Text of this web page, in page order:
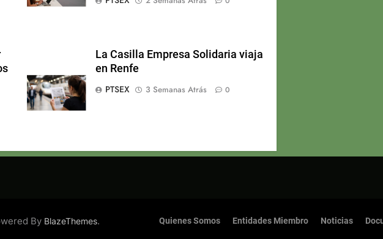
La Casilla Empresa Solidaria viaja
en Renfe
PTSEX
3 Semanas Atrás 0
By BlazeThemes. Quienes Somos Entidades Miembro Noticias